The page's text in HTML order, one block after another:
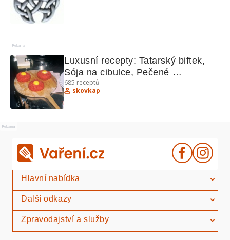
Reklama
Luxusní recepty: Tatarský biftek,
Sója na cibulce, Pečené
brambory...
685 receptů
skovkap
Reklama
Hlavní nabídka
Další odkazy
Zpravodajství a služby